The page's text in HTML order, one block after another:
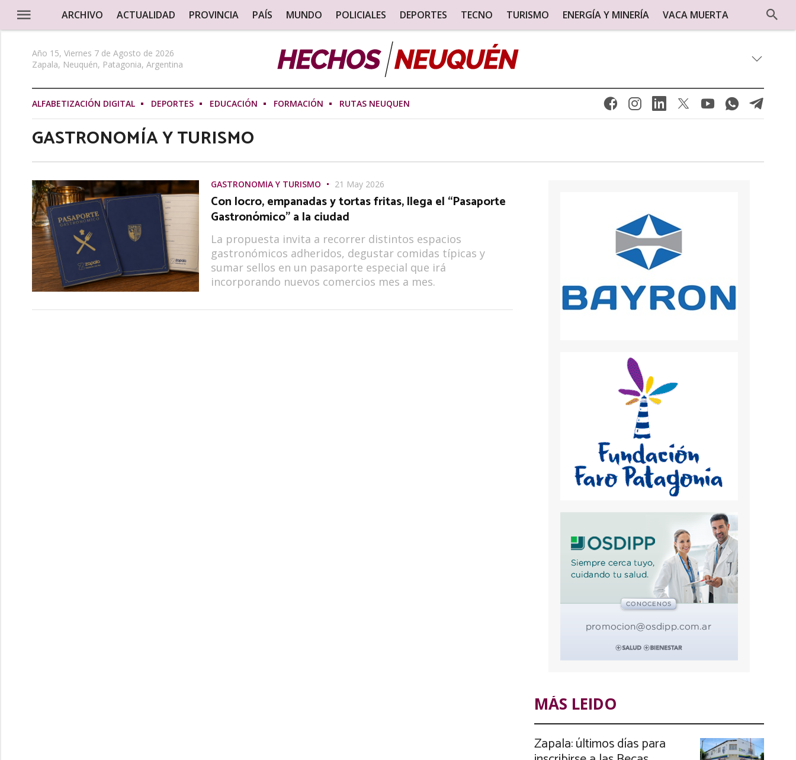
ARCHIVO ACTUALIDAD PROVINCIA PAÍS MUNDO POLICIALES DEPORTES TECNO TURISMO ENERGÍA Y MINERÍA VACA MUERTA
Año 15, Viernes 7 de Agosto de 2026
Zapala, Neuquén, Patagonia, Argentina
ALFABETIZACIÓN DIGITAL DEPORTES EDUCACIÓN FORMACIÓN RUTAS NEUQUEN
GASTRONOMÍA Y TURISMO
GASTRONOMÍA Y TURISMO 21 May 2026
Con locro, empanadas y tortas fritas, llega el “Pasaporte
Gastronómico” a la ciudad
La propuesta invita a recorrer distintos espacios
gastronómicos adheridos, degustar comidas típicas y
sumar sellos en un pasaporte especial que irá
incorporando nuevos comercios mes a mes.
MÁS LEIDO
Zapala: últimos días para